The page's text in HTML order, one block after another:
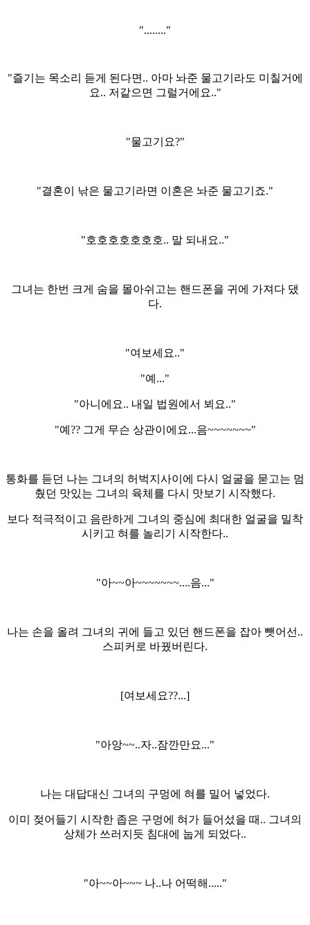
"........"
"즐기는 목소리 듣게 된다면.. 아마 놔준 물고기라도 미칠거에
요.. 저같으면 그럴거에요.."
"물고기요?"
"결혼이 낚은 물고기라면 이혼은 놔준 물고기죠."
"호호호호호호호.. 말 되내요.."
그녀는 한번 크게 숨을 몰아쉬고는 핸드폰을 귀에 가져다 댔
다.
"여보세요.."
"예..."
"아니에요.. 내일 법원에서 뵈요.."
"예?? 그게 무슨 상관이에요...음~~~~~~~"
통화를 듣던 나는 그녀의 허벅지사이에 다시 얼굴을 묻고는 멈
췄던 맛있는 그녀의 육체를 다시 맛보기 시작했다.
보다 적극적이고 음란하게 그녀의 중심에 최대한 얼굴을 밀착
시키고 혀를 놀리기 시작한다..
"아~~아~~~~~~~....음..."
나는 손을 올려 그녀의 귀에 들고 있던 핸드폰을 잡아 뺏어선..
스피커로 바꿨버린다.
[여보세요??...]
"아앙~~..자..잠깐만요..."
나는 대답대신 그녀의 구멍에 혀를 밀어 넣었다.
이미 젖어들기 시작한 좁은 구멍에 혀가 들어섰을 때.. 그녀의
상체가 쓰러지듯 침대에 눕게 되었다..
"아~~아~~~ 나..나 어떡해....."